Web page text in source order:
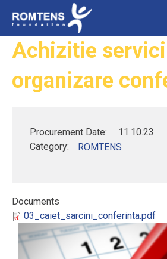
Skip to main content
Acasa
Despre noi
Activitati / servicii furnizate
You are here
Achizitie
organizare
Procurement Date:
11.10.23
Category:
ROMTENS
Documents
03_caiet_sarcini_conferinta.pdf